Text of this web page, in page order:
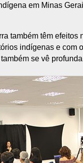
em Minas
também têm
indígenas e com
se vê